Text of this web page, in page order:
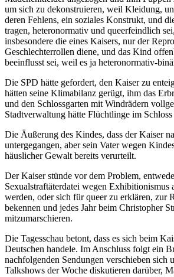
um sich zu dekonstruieren, weil Kleidung,
deren Fehlens, ein soziales Konstrukt, und
tragen, heteronormativ und queerfeindlich
insbesondere die eines Kaisers, nur der
Geschlechterrollen diene, und das Kind
beeinflusst sei, weil es ja heteronormativ-
Die SPD hätte gefordert, den Kaiser zu
hätten seine Klimabilanz gerügt, ihm das
und den Schlossgarten mit Windrädern
Stadtverwaltung hätte Flüchtlinge im Schloss
Die Äußerung des Kindes, dass der Kaiser
untergegangen, aber sein Vater wegen
häuslicher Gewalt bereits verurteilt.
Der Kaiser stünde vor dem Problem,
Sexualstraftäterdatei wegen Exhibitionismus
werden, oder sich für queer zu erklären, zur
bekennen und jedes Jahr beim Christopher
mitzumarschieren.
Die Tagesschau betont, dass es sich beim
Deutschen handele. Im Anschluss folgt ein
nachfolgenden Sendungen verschieben sich
Talkshows der Woche diskutieren darüber,